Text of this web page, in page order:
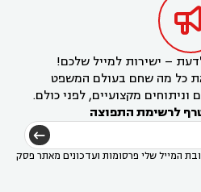
– ישירות למייל שלכם!
את כל מה שחם בעולם המשפט
וניתוחים מקצועיים, לפני כולם.
לרשימת התפוצה
המייל שלי פרסומות ועדכונים מאתר פסק